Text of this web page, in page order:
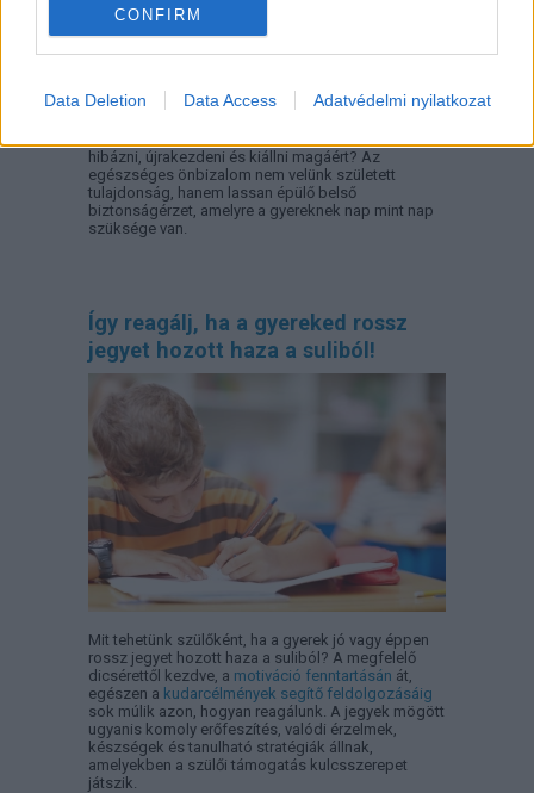
CONFIRM
Data Deletion Data Access Adatvédelmi nyilatkozat
hibázni, újrakezdeni és kiállni magáért? Az
egészséges önbizalom nem velünk született
tulajdonság, hanem lassan épülő belső
biztonságérzet, amelyre a gyereknek nap mint nap
szüksége van.
Így reagálj, ha a gyereked rossz
jegyet hozott haza a suliból!
Mit tehetünk szülőként, ha a gyerek jó vagy éppen
rossz jegyet hozott haza a suliból? A megfelelő
dicsérettől kezdve, a motiváció fenntartásán át,
egészen a kudarcélmények segítő feldolgozásáig
sok múlik azon, hogyan reagálunk. A jegyek mögött
ugyanis komoly erőfeszítés, valódi érzelmek,
készségek és tanulható stratégiák állnak,
amelyekben a szülői támogatás kulcsszerepet
játszik.